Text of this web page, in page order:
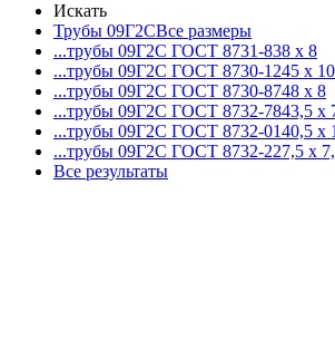
Искать
Трубы 09Г2СВсе размеры
...трубы 09Г2С ГОСТ 8731-838 x 8
...трубы 09Г2С ГОСТ 8730-1245 x 10
...трубы 09Г2С ГОСТ 8730-8748 x 8
...трубы 09Г2С ГОСТ 8732-7843,5 x
...трубы 09Г2С ГОСТ 8732-0140,5 x
...трубы 09Г2С ГОСТ 8732-227,5 x
Все результаты